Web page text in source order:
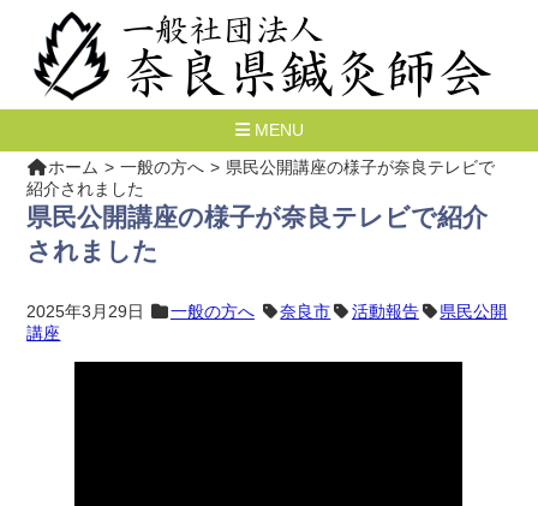
MENU
ホーム
一般の方へ
県民公開講座の様子が奈良テレビで
紹介されました
県民公開講座の様子が奈良テレビで紹介
されました
2025年3月29日 一般の方へ 奈良市 活動報告
県民公開
講座